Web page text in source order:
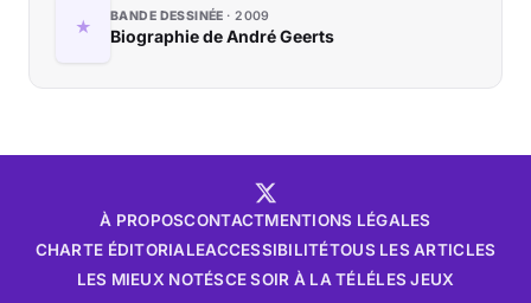
BANDE DESSINÉE 2009
Biographie de André Geerts
À PROPOSCONTACTMENTIONS LÉGALES
CHARTE ÉDITORIALEACCESSIBILITÉTOUS LES ARTICLES
LES MIEUX NOTÉSCE SOIR À LA TÉLÉLES JEUX